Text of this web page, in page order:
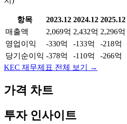
항목 2023.12 2024.12 2025.12
매출액
2,069억 2,432억 2,296억
영업이익
-330억 -133억 -218억
당기순이익 -378억 -110억 -266억
KEC 재무제표 전체 보기 →
가격 차트
투자 인사이트